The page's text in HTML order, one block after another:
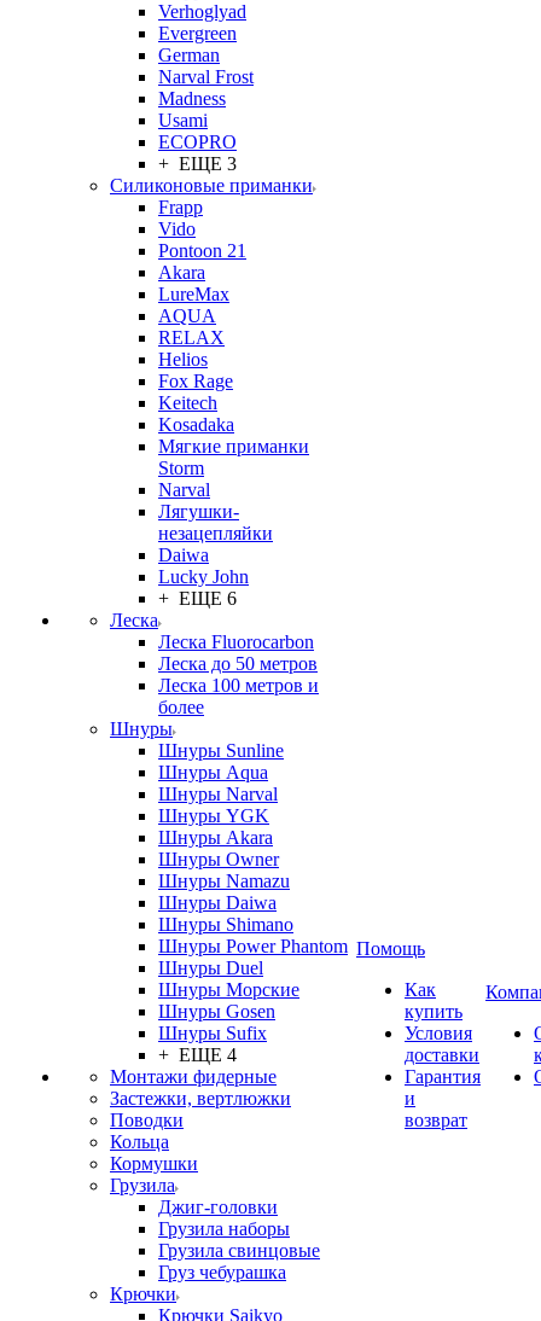
Verhoglyad
Evergreen
German
Narval Frost
Madness
Usami
ECOPRO
+ ЕЩЕ 3
Силиконовые приманки
Frapp
Vido
Pontoon 21
Akara
LureMax
AQUA
RELAX
Helios
Fox Rage
Keitech
Kosadaka
Мягкие приманки
Storm
Narval
Лягушки-
незацепляйки
Daiwa
Lucky John
+ ЕЩЕ 6
Леска
Леска Fluorocarbon
Леска до 50 метров
Леска 100 метров и
более
Шнуры
Шнуры Sunline
Шнуры Aqua
Шнуры Narval
Шнуры YGK
Шнуры Akara
Шнуры Owner
Шнуры Namazu
Шнуры Daiwa
Шнуры Shimano
Шнуры Power Phantom
Шнуры Duel
Шнуры Морские
Шнуры Gosen
Шнуры Sufix
+ ЕЩЕ 4
Монтажи фидерные
Застежки, вертлюжки
Поводки
Кольца
Кормушки
Грузила
Джиг-головки
Грузила наборы
Грузила свинцовые
Груз чебурашка
Крючки
Крючки Saikyo
Помощь
Как
купить
Условия
доставки
Гарантия
и
возврат